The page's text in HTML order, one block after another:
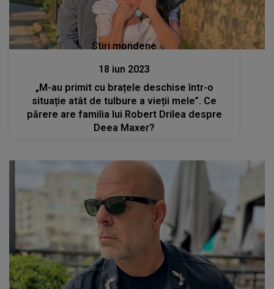
Stiri mondene
18 iun 2023
„M-au primit cu brațele deschise într-o
situație atât de tulbure a vieții mele”. Ce
părere are familia lui Robert Drilea despre
Deea Maxer?